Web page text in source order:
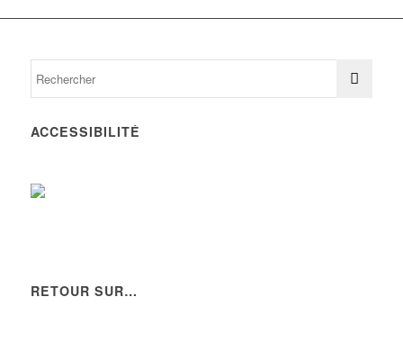
ACCESSIBILITÉ
RETOUR SUR…